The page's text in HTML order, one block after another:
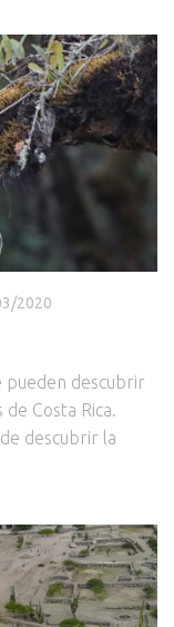
2020
pueden descubrir
Costa Rica.
descubrir la